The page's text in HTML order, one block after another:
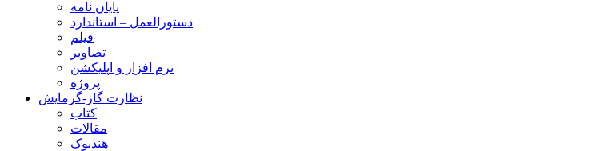
پایان نامه
دستورالعمل – استاندارد
فیلم
تصاویر
نرم افزار و اپلیکشن
پروژه
نظارت گاز-گرمایش
کتاب
مقالات
هندبوک